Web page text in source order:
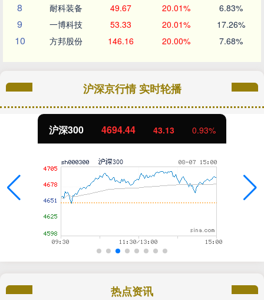
8 耐科装备 49.67 20.01% 6.83%
9 一博科技 53.33 20.01% 17.26%
10 方邦股份 146.16 20.00% 7.68%
沪深京行情 实时轮播
沪深300 4694.44 43.13 0.93%
热点资讯